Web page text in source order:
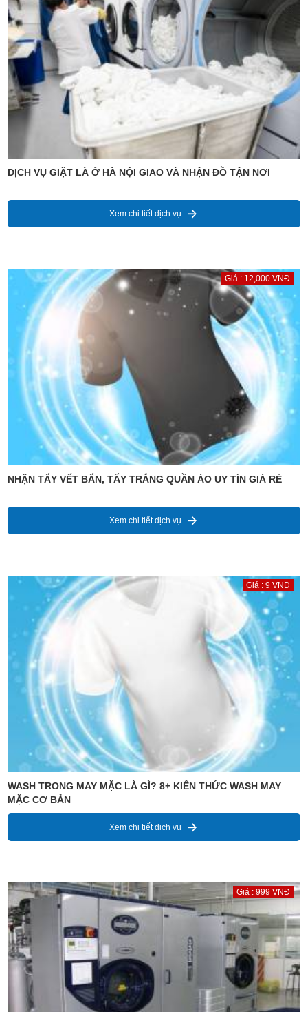
DỊCH VỤ GIẶT LÀ Ở HÀ NỘI GIAO VÀ NHẬN ĐỒ TẬN NƠI
Xem chi tiết dịch vụ
Giá : 12,000 VNĐ
NHẬN TẨY VẾT BẨN, TẨY TRẮNG QUẦN ÁO UY TÍN GIÁ RẺ
Xem chi tiết dịch vụ
Giá : 9 VNĐ
WASH TRONG MAY MẶC LÀ GÌ? 8+ KIẾN THỨC WASH MAY
MẶC CƠ BẢN
Xem chi tiết dịch vụ
Giá : 999 VNĐ